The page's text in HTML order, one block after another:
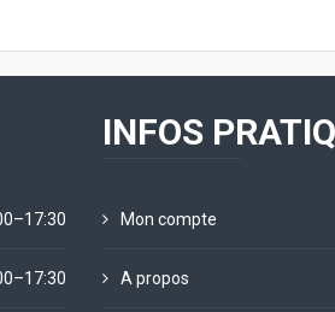
INFOS
Mon compte
A propos